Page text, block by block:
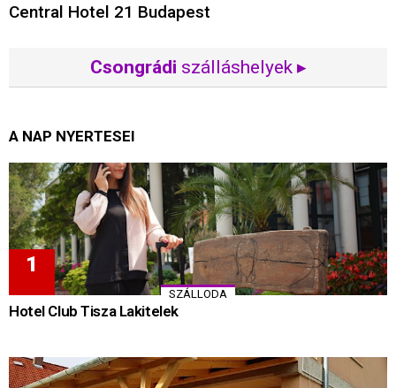
Central Hotel 21 Budapest
Csongrádi szálláshelyek ▸
A NAP NYERTESEI
SZÁLLODA
Hotel Club Tisza Lakitelek